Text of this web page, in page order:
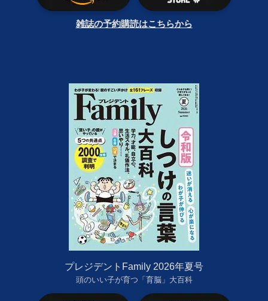
雑誌の予約購読はこちらから
プレジデントFamily 2026年夏号
頭のいい子が育つ「育脳」大百科